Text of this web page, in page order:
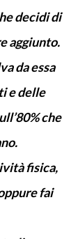
decidi di
aggiunto.
da essa
e delle
che
fisica,
fai